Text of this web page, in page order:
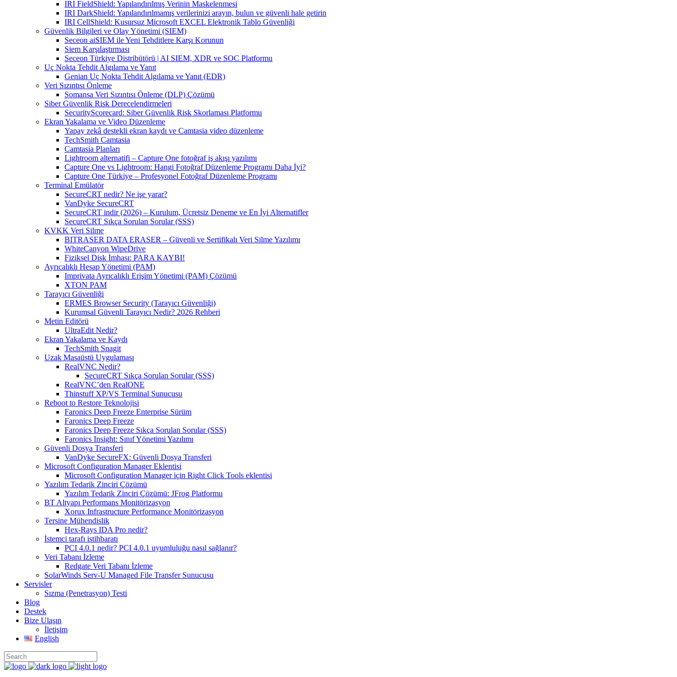
IRI FieldShield: Yapılandırılmış Verinin Maskelenmesi
IRI DarkShield: Yapılandırılmamış verilerinizi arayın, bulun ve güvenli hale getirin
IRI CellShield: Kusursuz Microsoft EXCEL Elektronik Tablo Güvenliği
Güvenlik Bilgileri ve Olay Yönetimi (SIEM)
Seceon aiSIEM ile Yeni Tehditlere Karşı Korunun
Siem Karşılaştırması
Seceon Türkiye Distribütörü | AI SIEM, XDR ve SOC Platformu
Uç Nokta Tehdit Algılama ve Yanıt
Genian Uç Nokta Tehdit Algılama ve Yanıt (EDR)
Veri Sızıntısı Önleme
Somansa Veri Sızıntısı Önleme (DLP) Çözümü
Siber Güvenlik Risk Derecelendirmeleri
SecurityScorecard: Siber Güvenlik Risk Skorlaması Platformu
Ekran Yakalama ve Video Düzenleme
Yapay zekâ destekli ekran kaydı ve Camtasia video düzenleme
TechSmith Camtasia
Camtasia Planları
Lightroom alternatifi – Capture One fotoğraf iş akışı yazılımı
Capture One vs Lightroom: Hangi Fotoğraf Düzenleme Programı Daha İyi?
Capture One Türkiye – Profesyonel Fotoğraf Düzenleme Programı
Terminal Emülatör
SecureCRT nedir? Ne işe yarar?
VanDyke SecureCRT
SecureCRT indir (2026) – Kurulum, Ücretsiz Deneme ve En İyi Alternatifler
SecureCRT Sıkça Sorulan Sorular (SSS)
KVKK Veri Silme
BITRASER DATA ERASER – Güvenli ve Sertifikalı Veri Silme Yazılımı
WhiteCanyon WipeDrive
Fiziksel Disk İmhası: PARA KAYBI!
Ayrıcalıklı Hesap Yönetimi (PAM)
Imprivata Ayrıcalıklı Erişim Yönetimi (PAM) Çözümü
XTON PAM
Tarayıcı Güvenliği
ERMES Browser Security (Tarayıcı Güvenliği)
Kurumsal Güvenli Tarayıcı Nedir? 2026 Rehberi
Metin Editörü
UltraEdit Nedir?
Ekran Yakalama ve Kaydı
TechSmith Snagit
Uzak Masaüstü Uygulaması
RealVNC Nedir?
SecureCRT Sıkça Sorulan Sorular (SSS)
RealVNC’den RealONE
Thinstuff XP/VS Terminal Sunucusu
Reboot to Restore Teknolojisi
Faronics Deep Freeze Enterprise Sürüm
Faronics Deep Freeze
Faronics Deep Freeze Sıkça Sorulan Sorular (SSS)
Faronics Insight: Sınıf Yönetimi Yazılımı
Güvenli Dosya Transferi
VanDyke SecureFX: Güvenli Dosya Transferi
Microsoft Configuration Manager Eklentisi
Microsoft Configuration Manager için Right Click Tools eklentisi
Yazılım Tedarik Zinciri Çözümü
Yazılım Tedarik Zinciri Çözümü: JFrog Platformu
BT Altyapı Performans Monitörizasyon
Xorux Infrastructure Performance Monitörizasyon
Tersine Mühendislik
Hex-Rays IDA Pro nedir?
İstemci tarafı istihbaratı
PCI 4.0.1 nedir? PCI 4.0.1 uyumluluğu nasıl sağlanır?
Veri Tabanı İzleme
Redgate Veri Tabanı İzleme
SolarWinds Serv-U Managed File Transfer Sunucusu
Servisler
Sızma (Penetrasyon) Testi
Blog
Destek
Bize Ulaşın
İletişim
English